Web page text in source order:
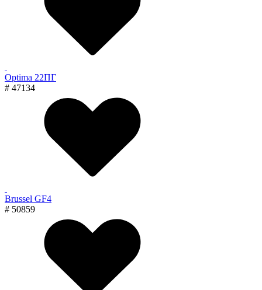
Optima 22ПГ
# 47134
Brussel GF4
# 50859